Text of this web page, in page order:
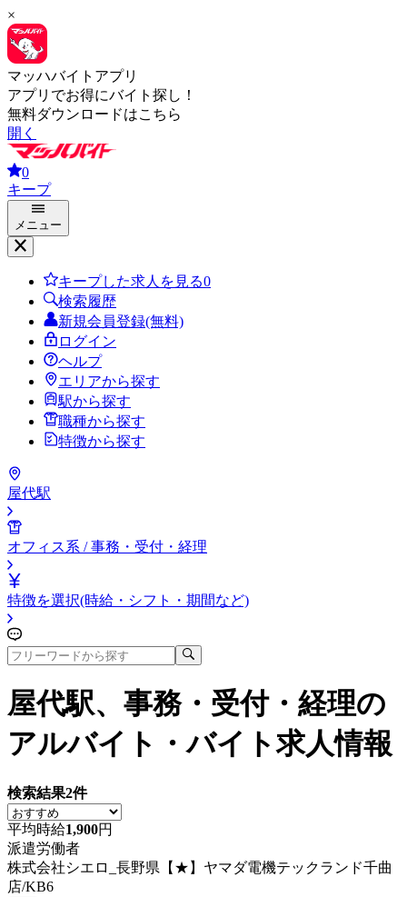
×
マッハバイトアプリ
アプリでお得にバイト探し！
無料ダウンロードはこちら
開く
0
キープ
メニュー
キープした求人を見る0
検索履歴
新規会員登録(無料)
ログイン
ヘルプ
エリアから探す
駅から探す
職種から探す
特徴から探す
屋代駅
オフィス系 / 事務・受付・経理
特徴を選択(時給・シフト・期間など)
屋代駅、事務・受付・経理の
アルバイト・バイト求人情報
検索結果2件
平均時給1,900円
派遣労働者
株式会社シエロ_長野県【★】ヤマダ電機テックランド千曲
店/KB6